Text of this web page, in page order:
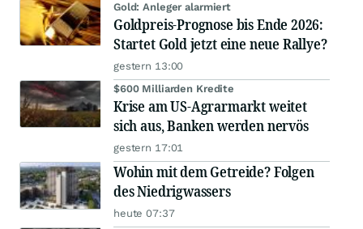
Gold: Anleger alarmiert
Goldpreis-Prognose bis Ende 2026:
Startet Gold jetzt eine neue Rallye?
gestern 13:00
$600 Milliarden Kredite
Krise am US-Agrarmarkt weitet
sich aus, Banken werden nervös
gestern 17:01
Wohin mit dem Getreide? Folgen
des Niedrigwassers
heute 07:37